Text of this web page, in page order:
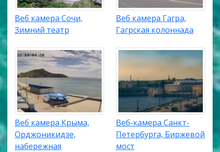
Веб камера Сочи,
Зимний театр
Веб камера Гагра,
Гагрская колоннада
Веб камера Крыма,
Орджоникидзе,
набережная
Веб-камера Санкт-
Петербурга, Биржевой
мост